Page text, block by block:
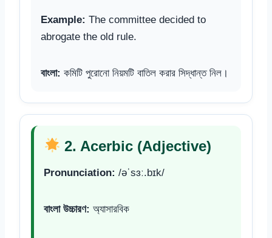
Example: The committee decided to
abrogate the old rule.
বাংলা: কমিটি পুরোনো নিয়মটি বাতিল করার সিদ্ধান্ত নিল।
2. Acerbic (Adjective)
Pronunciation: /əˈsɜː.bɪk/
বাংলা উচ্চারণ: অ্যাসারবিক